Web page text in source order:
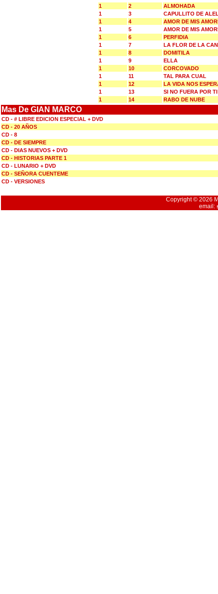
1
2
ALMOHADA
1
3
CAPULLITO DE
1
4
AMOR DE MIS
1
5
AMOR DE MIS
1
6
PERFIDIA
1
7
LA FLOR DE LA
1
8
DOMITILA
1
9
ELLA
1
10
CORCOVADO
1
11
TAL PARA CUAL
1
12
LA VIDA NOS
1
13
SI NO FUERA POR TI
1
14 RABO DE NUBE
Mas De GIAN MARCO
CD - # LIBRE EDICION ESPECIAL + DVD
CD - 20 AÑOS
CD - 8
CD - DE SIEMPRE
CD - DIAS NUEVOS + DVD
CD - HISTORIAS PARTE 1
CD - LUNARIO + DVD
CD - SEÑORA CUENTEME
CD - VERSIONES
Copyright © 2026
email: